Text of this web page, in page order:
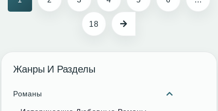
18
Жанры И Разделы
Романы